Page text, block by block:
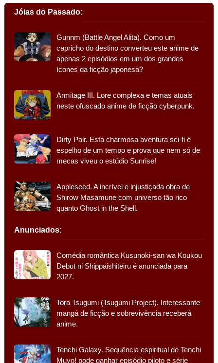
Jóias do Passado:
Gunnm (Battle Angel Alita). Como um
capricho do destino converteu este anime de
apenas 2 episódios em um dos grandes
ícones da ficção japonesa?
Armitage III. Lore complexa e temas atuais
neste ofuscado anime de ficção cyberpunk.
Dirty Pair. Esta charmosa aventura sci-fi é
espelho de um tempo e prova que nem só de
mecas viveu o estúdio Sunrise!
Appleseed. A incrível e injustiçada obra de
Shirow Masamune com universo tão rico
quanto Ghost in the Shell.
Anunciados:
Comédia romântica Kusunoki-san wa Koukou
Debut ni Shippaishiteiru é anunciada para
2027.
Tora Tsugumi (Tsugumi Project). Interessante
mangá de ficção e sobrevivência receberá
anime.
Tenchi Galaxy. Sequência espiritual de Tenchi
Muyo! pode ganhar episódio piloto e série